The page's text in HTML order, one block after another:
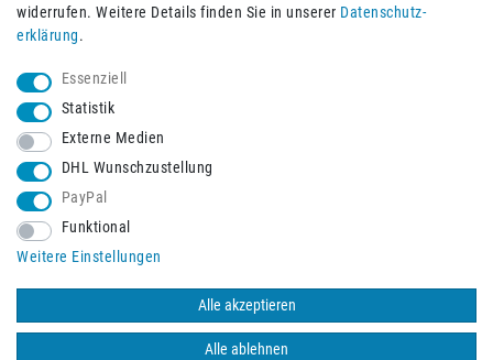
© 2026 Burbach+Goetz Deutsche Sanitätshaus GmbH
vorbehalten. Alle Preise verstehen sich inklusive der Mehrwertsteuer,
zuzüglich der Versandkosten.
widerrufen. Weitere Details finden Sie in unserer Daten­schutz­
erklärung.
Essenziell
Statistik
Externe Medien
DHL Wunschzustellung
PayPal
Funktional
Weitere Einstellungen
Alle akzeptieren
Alle ablehnen